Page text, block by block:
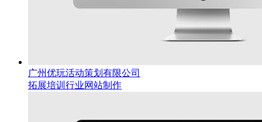
广州优玩活动策划有限公司
拓展培训行业网站制作